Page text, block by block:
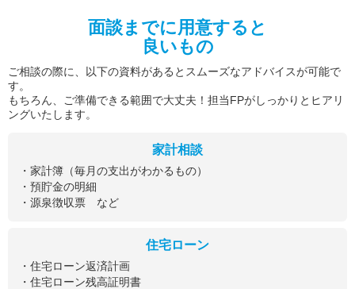
面談までに用意すると
良いもの
ご相談の際に、以下の資料があるとスムーズなアドバイスが可能で
す。
もちろん、ご準備できる範囲で大丈夫！担当FPがしっかりとヒアリ
ングいたします。
家計相談
・家計簿（毎月の支出がわかるもの）
・預貯金の明細
・源泉徴収票 など
住宅ローン
・住宅ローン返済計画
・住宅ローン残高証明書